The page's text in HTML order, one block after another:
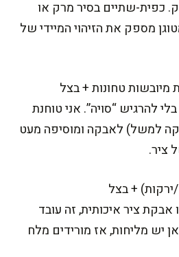
כפית-שתיים בסיר מרק או
מספק את הזיהוי המיידי של
להרגיש “סויה”. אני טוחנת
למשל) לאבקה ומוסיפה מעט
ציר.
ציר איכותית, זה עובד
יש מליחות, אז מורידים מלח